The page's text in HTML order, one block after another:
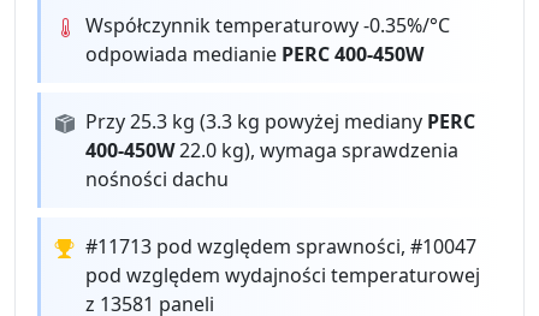
Współczynnik temperaturowy -0.35%/°C
odpowiada medianie PERC 400-450W
Przy 25.3 kg (3.3 kg powyżej mediany PERC
400-450W22.0 kg), wymaga sprawdzenia
nośności dachu
#11713 pod względem sprawności, #10047
pod względem wydajności temperaturowej
z 13581 paneli